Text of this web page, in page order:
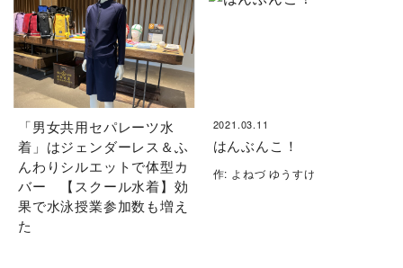
「男女共用セパレーツ水
着」はジェンダーレス＆ふ
んわりシルエットで体型カ
バー 【スクール水着】効
果で水泳授業参加数も増え
た
2021.03.11
はんぶんこ！
作: よねづ ゆうすけ